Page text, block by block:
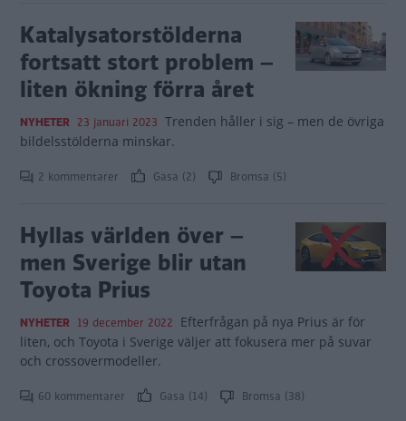
Katalysatorstölderna
fortsatt stort problem –
liten ökning förra året
NYHETER 23 januari 2023 Trenden håller i sig – men de övriga
bildelsstölderna minskar.
2 kommentarer Gasa (2) Bromsa (5)
Hyllas världen över –
men Sverige blir utan
Toyota Prius
NYHETER 19 december 2022 Efterfrågan på nya Prius är för
liten, och Toyota i Sverige väljer att fokusera mer på suvar
och crossovermodeller.
60 kommentarer Gasa (14) Bromsa (38)